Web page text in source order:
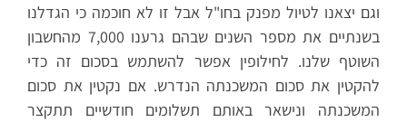
וגם יצאנו לטיול מפנק בחו"ל אבל זו לא חוכמה כי הגדלנו
בשנתיים את מספר השנים שבהם גרענו 7,000 מהחשבון
השוטף שלנו. לחילופין אפשר להשתמש בסכום זה כדי
להקטין את סכום המשכנתה הנדרש. אם נקטין את סכום
המשכנתה ונישאר באותם תשלומים חודשיים תתקצר